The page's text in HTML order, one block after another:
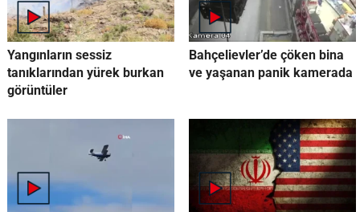
Yangınların sessiz
tanıklarından yürek burkan
görüntüler
Bahçelievler’de çöken bina
ve yaşanan panik kamerada